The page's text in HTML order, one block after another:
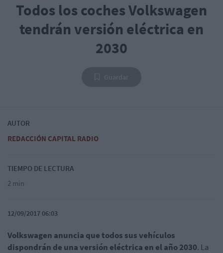
Todos los coches Volkswagen
tendrán versión eléctrica en
2030
AUTOR
REDACCIÓN CAPITAL RADIO
TIEMPO DE LECTURA
2 min
12/09/2017 06:03
Volkswagen anuncia que todos sus vehículos
dispondrán de una versión eléctrica en el año 2030. La